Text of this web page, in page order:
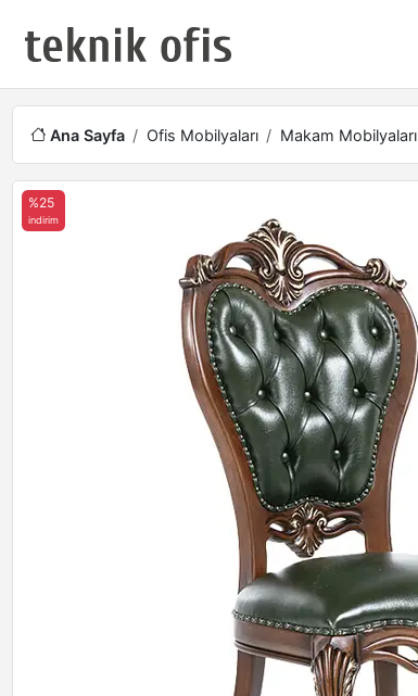
Ana Sayfa Ofis Mobilyaları Makam Mobilyaları
%25
indirim